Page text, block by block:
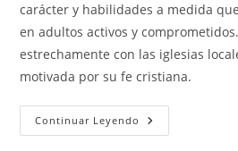
carácter y habilidades a medida
en adultos activos y
estrechamente con las iglesias
motivada por su fe cristiana.
Continuar Leyendo The
Ok